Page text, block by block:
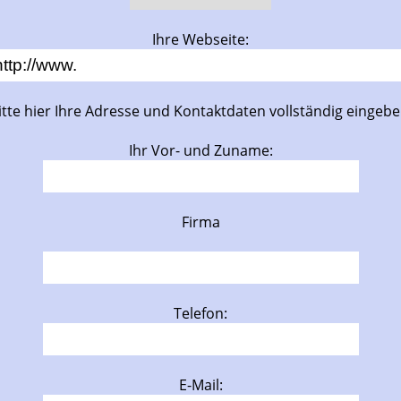
Ihre Webseite:
hier Ihre Adresse und Kontaktdaten vollständig
Ihr Vor- und Zuname:
Firma
Telefon:
E-Mail: